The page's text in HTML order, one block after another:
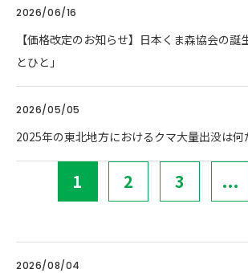
2026/06/16
【価格改定のお知らせ】日本くま森協会の誕
とひと」
2026/05/05
2025年の東北地方におけるクマ大量出没は何
1 2 3 ...
2026/08/04